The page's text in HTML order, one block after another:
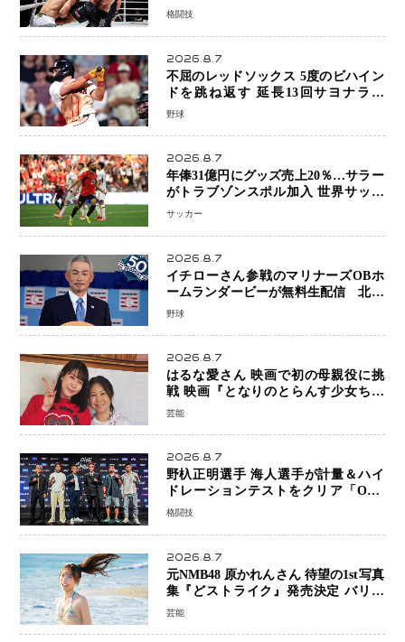
ビャンを攻略、判定勝利
格闘技
2026.8.7
不屈のレッドソックス 5度のビハイン
ドを跳ね返す 延長13回サヨナラ勝
ち 吉田正尚選手も2安打1打点で貢献 4
野球
2026.8.7
年俸31億円にグッズ売上20％…サラー
がトラブゾンスポル加入 世界サッカ
ーは「五大リーグ一強」から新時代へ
サッカー
2026.8.7
イチローさん参戦のマリナーズOBホ
ームランダービーが無料生配信 北米
ならではの“魅せる興行”に世界が注目
野球
2026.8.7
はるな愛さん 映画で初の母親役に挑
戦 映画『となりのとらんす少女ちゃ
ん』11月7日公開 未来の自分との対話
芸能
2026.8.7
野杁正明選手 海人選手が計量＆ハイ
ドレーションテストをクリア「ONE
SAMURAI 2」決戦へ万全の準備整う
格闘技
2026.8.7
元NMB48 原かれんさん 待望の1st写真
集『どストライク』発売決定 バリで
魅せる25歳の新境地
芸能